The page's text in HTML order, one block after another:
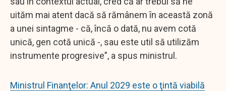
uităm mai atent dacă să rămânem în această zonă
a unei sintagme - că, încă o dată, nu avem cotă
unică, gen cotă unică -, sau este util să utilizăm
instrumente progresive”, a spus ministrul.
Ministrul Finanţelor: Anul 2029 este o ţintă viabilă